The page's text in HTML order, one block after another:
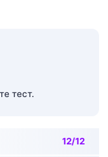
тест.
12/12